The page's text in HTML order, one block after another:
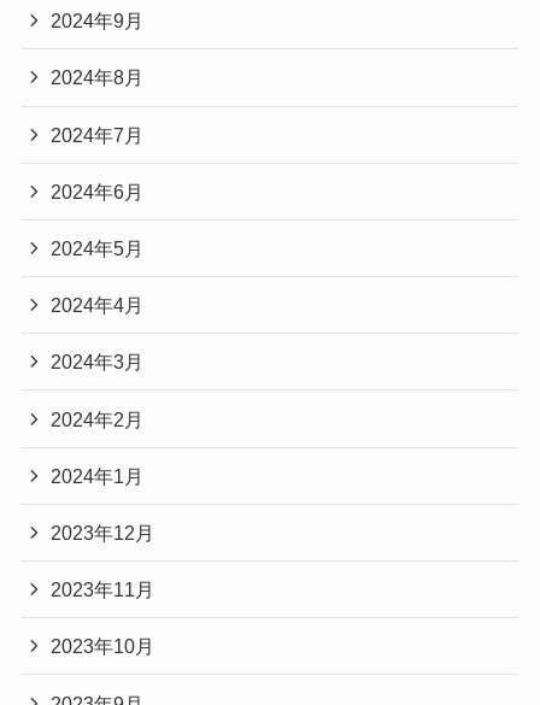
2024年9月
2024年8月
2024年7月
2024年6月
2024年5月
2024年4月
2024年3月
2024年2月
2024年1月
2023年12月
2023年11月
2023年10月